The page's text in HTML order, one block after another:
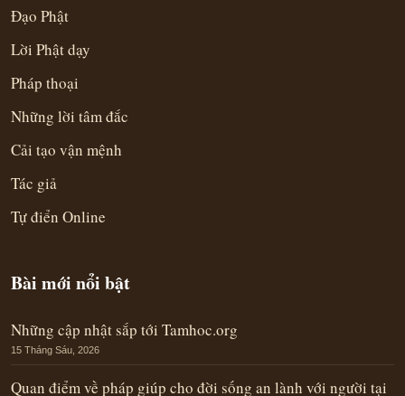
Đạo Phật
Lời Phật dạy
Pháp thoại
Những lời tâm đắc
Cải tạo vận mệnh
Tác giả
Tự điển Online
Bài mới nổi bật
Những cập nhật sắp tới Tamhoc.org
15 Tháng Sáu, 2026
Quan điểm về pháp giúp cho đời sống an lành với người tại